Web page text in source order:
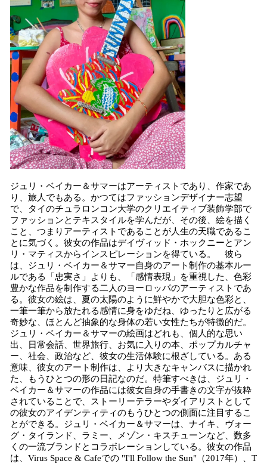
ジュリ・ベイカー＆サマーはアーティストであり、作家であ
り、旅人でもある。かつてはファッションデザイナー志望
で、タイのチュラロンコン大学のクリエイティブ装飾学部で
ファッションとテキスタイルを学んだが、その後、絵を描く
こと、つまりアーティストであることが人生の天職であるこ
とに気づく。彼女の作品はデイヴィッド・ホックニーとアン
リ・マティスからインスピレーションを得ている。 彼ら
は、ジュリ・ベイカー＆サマー自身のアート制作の基本ルー
ルである「忠実さ」よりも、「感情表現」を重視した、色彩
豊かな作品を制作する二人のヨーロッパのアーティストであ
る。彼女の絵は、夏の太陽のように鮮やかで大胆な色彩と、
一筆一筆から放たれる感情に身をゆだね、ゆったりと広がる
奇妙な、ほとんど抽象的な身体の若い女性たちが特徴的だ。
ジュリ・ベイカー＆サマーの絵画はどれも、個人的な思い
出、日常会話、世界旅行、お気に入りの本、ポップカルチャ
ー、社会、政治など、彼女の生活体験に根ざしている。ある
意味、彼女のアート制作は、より大きなキャンバスに描かれ
た、もうひとつの形の日記なのだ。特筆すべきは、ジュリ・
ベイカー＆サマーの作品には彼女自身の手書きの文字が抜粋
されていることで、ストーリーテラーやダイアリストとして
の彼女のアイデンティティのもうひとつの側面に注目するこ
とができる。ジュリ・ベイカー＆サマーは、ナイキ、ヴォー
グ・タイランド、ラミー、メゾン・キスチューンなど、数多
くの一流ブランドとコラボレーションしている。彼女の作品
は、Virus Space & Cafeでの "I'll Follow the Sun"（2017年）、T